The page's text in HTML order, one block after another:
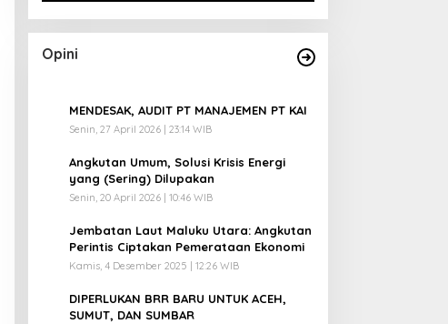
Opini
MENDESAK, AUDIT PT MANAJEMEN PT KAI
Senin, 27 April 2026 | 23:14 WIB
Angkutan Umum, Solusi Krisis Energi
yang (Sering) Dilupakan
Senin, 20 April 2026 | 10:46 WIB
Jembatan Laut Maluku Utara: Angkutan
Perintis Ciptakan Pemerataan Ekonomi
Kamis, 4 Desember 2025 | 12:26 WIB
DIPERLUKAN BRR BARU UNTUK ACEH,
SUMUT, DAN SUMBAR